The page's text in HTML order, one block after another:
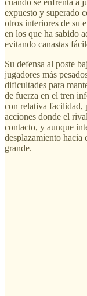
expuesto y superado
otros interiores de su
en los que ha sabido
evitando canastas
Su defensa al poste
jugadores más
dificultades para
de fuerza en el tren
con relativa facilidad,
acciones donde el
contacto, y aunque
desplazamiento hacia
grande.